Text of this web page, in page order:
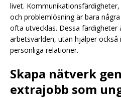
livet.
och problemlösning är bara
ofta utvecklas. Dessa färdigheter
arbetsvärlden, utan hjälper
personliga relationer.
Skapa nätverk
extrajobb som